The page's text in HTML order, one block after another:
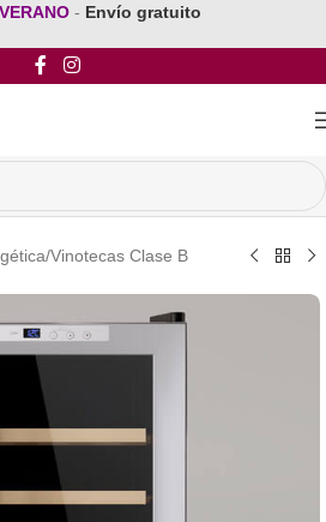
- Envío gratuito
/Vinotecas Clase B